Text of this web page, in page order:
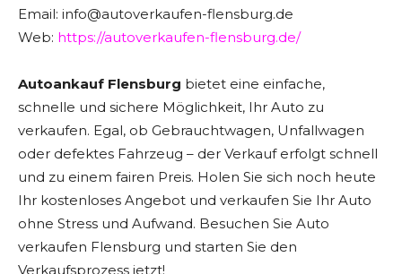
Email: info@autoverkaufen-flensburg.de
Web: https://autoverkaufen-flensburg.de/
Autoankauf Flensburg bietet eine einfache,
schnelle und sichere Möglichkeit, Ihr Auto zu
verkaufen. Egal, ob Gebrauchtwagen, Unfallwagen
oder defektes Fahrzeug – der Verkauf erfolgt schnell
und zu einem fairen Preis. Holen Sie sich noch heute
Ihr kostenloses Angebot und verkaufen Sie Ihr Auto
ohne Stress und Aufwand. Besuchen Sie Auto
verkaufen Flensburg und starten Sie den
Verkaufsprozess jetzt!